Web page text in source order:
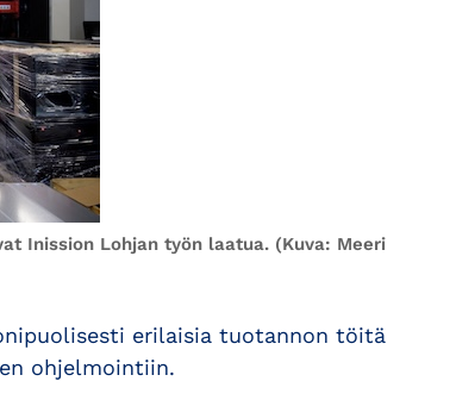
Inission Lohjan työn laatua. (Kuva: Meeri
erilaisia tuotannon töitä
ohjelmointiin.